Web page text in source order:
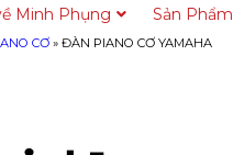
Minh Phụng Sản Phẩm
CƠ » ĐÀN PIANO CƠ YAMAHA